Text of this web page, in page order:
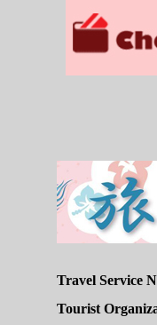
Travel Service
Tourist